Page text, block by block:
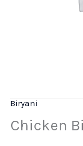
Biryani
Chicken